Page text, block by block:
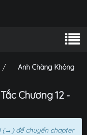
Anh Chàng Không
Chương 12 -
(→) để chuyển chapter